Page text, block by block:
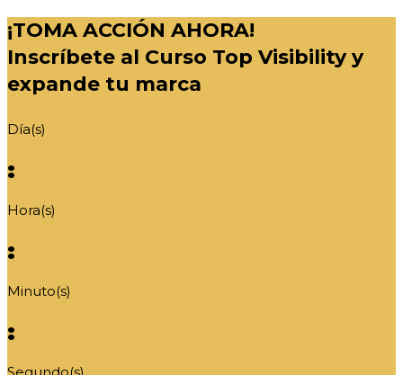
¡TOMA ACCIÓN AHORA!
Inscríbete al Curso Top Visibility y
expande tu marca
Día(s)
:
Hora(s)
:
Minuto(s)
: